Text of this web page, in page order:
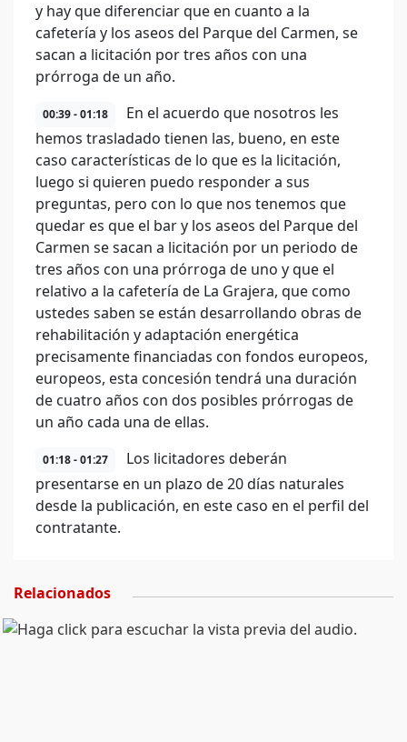
y hay que diferenciar que en cuanto a la
cafetería y los aseos del Parque del Carmen, se
sacan a licitación por tres años con una
prórroga de un año.
00:39 - 01:18
En el acuerdo que nosotros les
hemos trasladado tienen las, bueno, en este
caso características de lo que es la licitación,
luego si quieren puedo responder a sus
preguntas, pero con lo que nos tenemos que
quedar es que el bar y los aseos del Parque del
Carmen se sacan a licitación por un periodo de
tres años con una prórroga de uno y que el
relativo a la cafetería de La Grajera, que como
ustedes saben se están desarrollando obras de
rehabilitación y adaptación energética
precisamente financiadas con fondos europeos,
europeos, esta concesión tendrá una duración
de cuatro años con dos posibles prórrogas de
un año cada una de ellas.
01:18 - 01:27
Los licitadores deberán
presentarse en un plazo de 20 días naturales
desde la publicación, en este caso en el perfil del
contratante.
Relacionados